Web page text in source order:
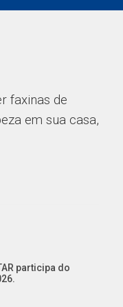
faxinas de
em sua casa,
participa do